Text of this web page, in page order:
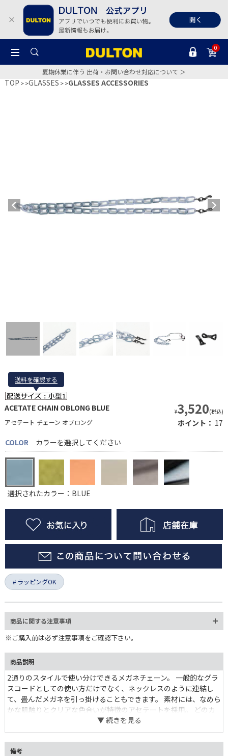
0
夏期休業に伴う 出荷・お問い合わせ対応について ＞
TOP >GLASSES >GLASSES ACCESSORIES
送料を確認する
送料を確認する
ACETATE CHAIN OBLONG BLUE
アセテート チェーン オブロング
¥3,520(税込)
ポイント： 17
COLOR
カラーを選択してください
選択されたカラー：BLUE
ラッピングOK
商品に関する注意事項
※ご購入前は必ず注意事項をご確認下さい。
商品説明
2通りのスタイルで使い分けできるメガネチェーン。 一般的なグラ
スコードとしての使い方だけでなく、ネックレスのように連結し
て、畳んだメガネを引っ掛けることもできます。 素材には、なめら
かな肌触りとクリアな色合いが特徴のアセテートを採用。 どのカ
ラーをどのスタイルで取り入れるか、ファッションの一部としてお
愉しみください。 ギフトにも嬉しい、華やかなデザインパッケー
ジ付き。
備考